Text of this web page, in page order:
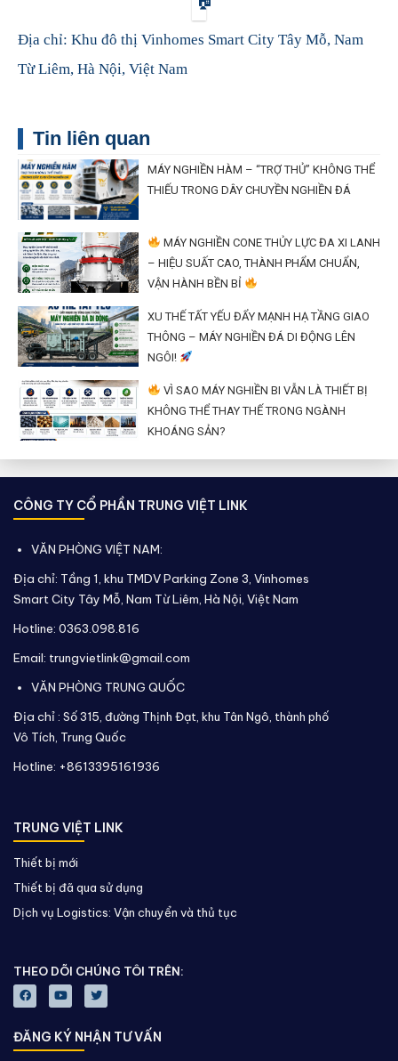
Địa chỉ: Khu đô thị Vinhomes Smart City Tây Mỗ, Nam
Từ Liêm, Hà Nội, Việt Nam
Tin liên quan
MÁY NGHIỀN HÀM – “TRỢ THỦ” KHÔNG THỂ
THIẾU TRONG DÂY CHUYỀN NGHIỀN ĐÁ
MÁY NGHIỀN CONE THỦY LỰC ĐA XI LANH
– HIỆU SUẤT CAO, THÀNH PHẨM CHUẨN,
VẬN HÀNH BỀN BỈ
XU THẾ TẤT YẾU ĐẨY MẠNH HẠ TẦNG GIAO
THÔNG – MÁY NGHIỀN ĐÁ DI ĐỘNG LÊN
NGÔI!
VÌ SAO MÁY NGHIỀN BI VẪN LÀ THIẾT BỊ
KHÔNG THỂ THAY THẾ TRONG NGÀNH
KHOÁNG SẢN?
CÔNG TY CỔ PHẦN TRUNG VIỆT LINK
VĂN PHÒNG VIỆT NAM:
Địa chỉ: Tầng 1, khu TMDV Parking Zone 3, Vinhomes
Smart City Tây Mỗ, Nam Từ Liêm, Hà Nội, Việt Nam
Hotline: 0363.098.816
Email: trungvietlink@gmail.com
VĂN PHÒNG TRUNG QUỐC
Địa chỉ : Số 315, đường Thịnh Đạt, khu Tân Ngô, thành phố
Vô Tích, Trung Quốc
Hotline: +8613395161936
TRUNG VIỆT LINK
Thiết bị mới
Thiết bị đã qua sử dụng
Dịch vụ Logistics: Vận chuyển và thủ tục
THEO DÕI CHÚNG TÔI TRÊN:
ĐĂNG KÝ NHẬN TƯ VẤN